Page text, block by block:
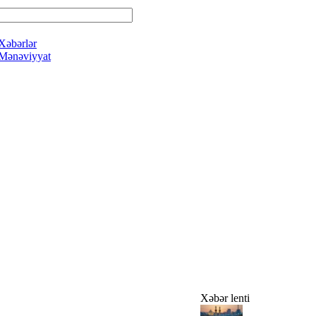
Xəbər lenti